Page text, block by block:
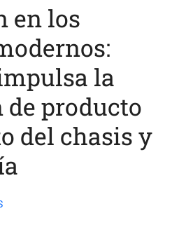
en los
la
producto
del chasis y